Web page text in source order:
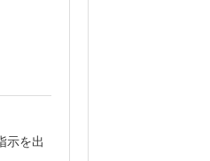
また、
し
示を出